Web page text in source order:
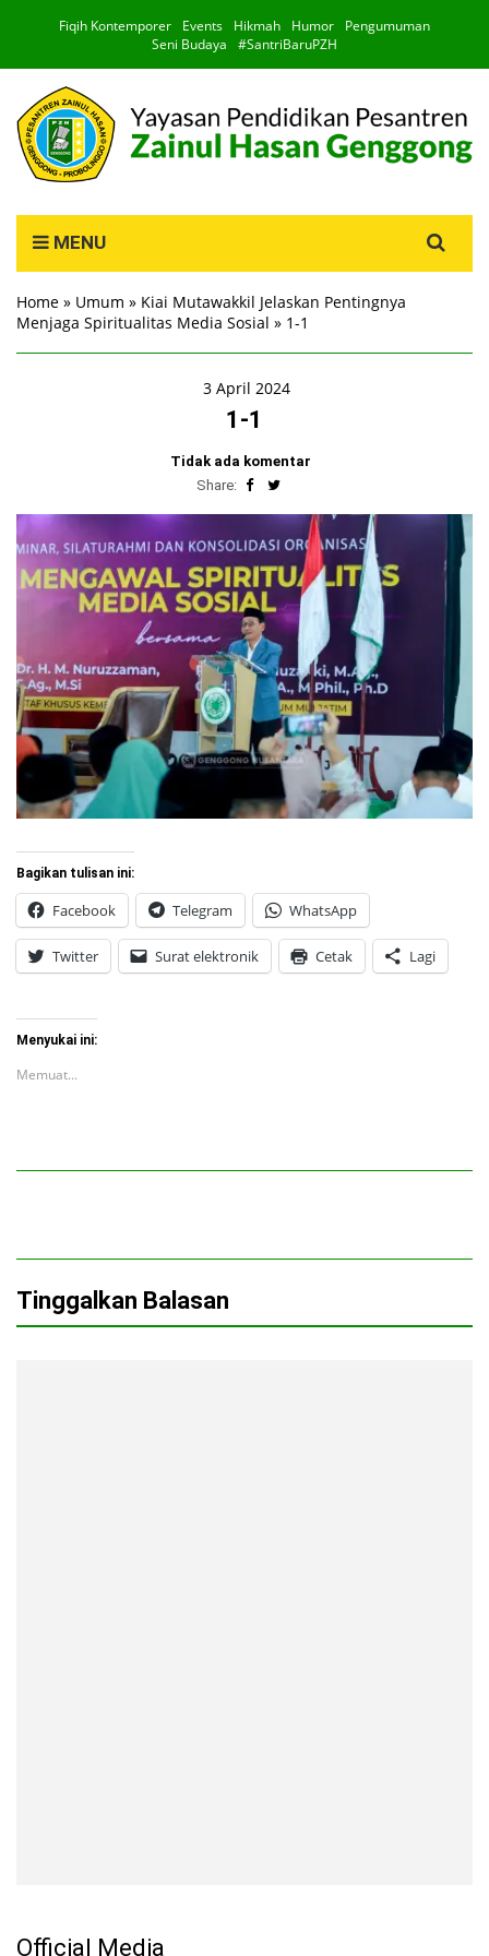
Fiqih Kontemporer Events Hikmah Humor
Pengumuman
Seni Budaya
#SantriBaruPZH
MENU
for:
Home » Umum » Kiai Mutawakkil Jelaskan Pentingnya
Menjaga Spiritualitas Media Sosial » 1-1
3 April 2024
1-1
Tidak ada komentar
Share:
Bagikan tulisan ini:
Facebook Telegram WhatsApp
Twitter Surat elektronik Cetak Lagi
Menyukai ini:
Memuat...
Tinggalkan Balasan
Official Media